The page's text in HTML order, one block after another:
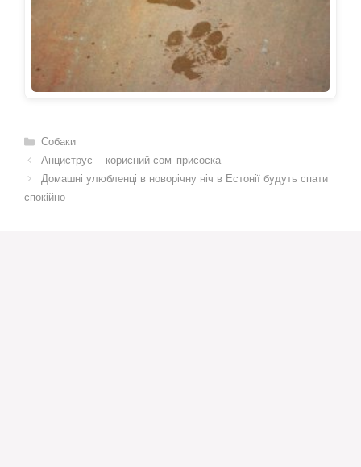
Категорії
Собаки
Анциструс – корисний сом-присоска
Домашні улюбленці в новорічну ніч в Естонії будуть спати
спокійно